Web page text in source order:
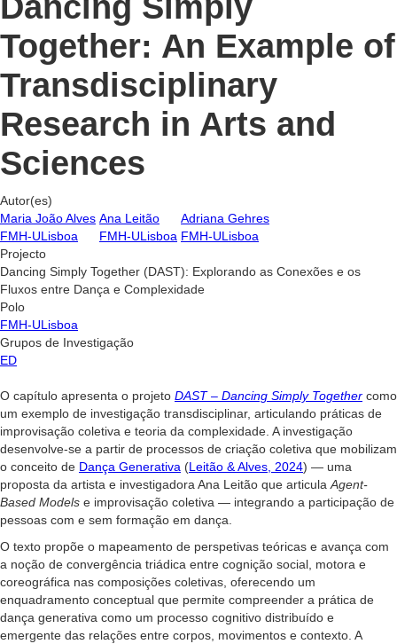
Together: An Example of
Transdisciplinary
Research in Arts and
Sciences
Autor(es)
Maria João Alves
FMH-ULisboa
Ana Leitão
FMH-ULisboa
Adriana Gehres
FMH-ULisboa
Projecto
Dancing Simply Together (DAST): Explorando as Conexões e os
Fluxos entre Dança e Complexidade
Polo
FMH-ULisboa
Grupos de Investigação
ED
O capítulo apresenta o projeto DAST – Dancing Simply Together como
um exemplo de investigação transdisciplinar, articulando práticas de
improvisação coletiva e teoria da complexidade. A investigação
desenvolve-se a partir de processos de criação coletiva que mobilizam
o conceito de Dança Generativa (Leitão & Alves, 2024) — uma
proposta da artista e investigadora Ana Leitão que articula Agent-
Based Models e improvisação coletiva — integrando a participação de
pessoas com e sem formação em dança.
O texto propõe o mapeamento de perspetivas teóricas e avança com
a noção de convergência triádica entre cognição social, motora e
coreográfica nas composições coletivas, oferecendo um
enquadramento conceptual que permite compreender a prática de
dança generativa como um processo cognitivo distribuído e
emergente das relações entre corpos, movimentos e contexto. A